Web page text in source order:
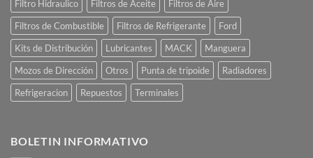
Filtro Hidraulico
Filtros de Aceite
Filtros de Aire
Filtros de Combustible
Filtros de Refrigerante
Ford
Kits de Distribución
Lubricantes MACK
Manguera
Mozos de Dirección
Otros Punta de tripoide
Radiadores
Refrigeracion
Repuestos Terminales
BOLETIN INFORMATIVO